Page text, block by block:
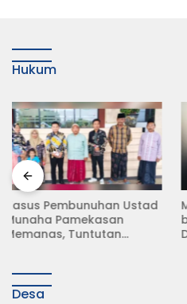
Hukum
Meluruskan Penjungkir-
balikan Akal Sehat Ahli
Dalam Kasus Ijasah
Desa